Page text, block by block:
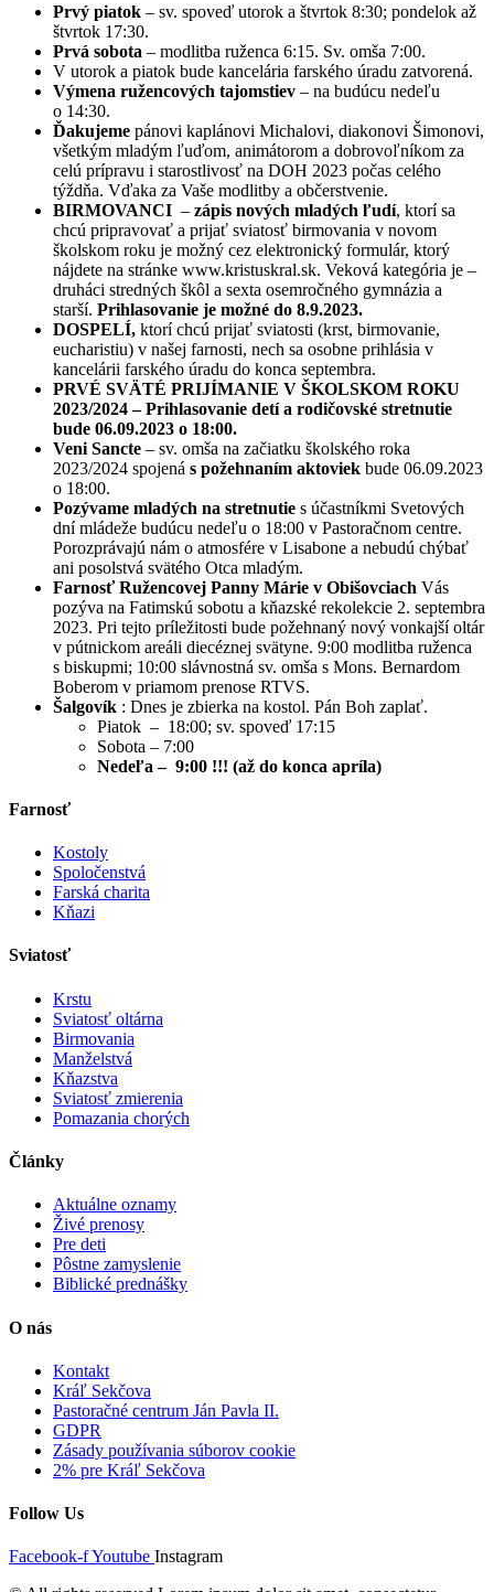
Prvý piatok – sv. spoveď utorok a štvrtok 8:30; pondelok až
štvrtok 17:30.
Prvá sobota – modlitba ruženca 6:15. Sv. omša 7:00.
V utorok a piatok bude kancelária farského úradu zatvorená.
Výmena ružencových tajomstiev – na budúcu nedeľu
o 14:30.
Ďakujeme pánovi kaplánovi Michalovi, diakonovi Šimonovi,
všetkým mladým ľuďom, animátorom a dobrovoľníkom za
celú prípravu i starostlivosť na DOH 2023 počas celého
týždňa. Vďaka za Vaše modlitby a občerstvenie.
BIRMOVANCI – zápis nových mladých ľudí, ktorí sa
chcú pripravovať a prijať sviatosť birmovania v novom
školskom roku je možný cez elektronický formulár, ktorý
nájdete na stránke www.kristuskral.sk. Veková kategória je –
druháci stredných škôl a sexta osemročného gymnázia a
starší. Prihlasovanie je možné do 8.9.2023.
DOSPELÍ, ktorí chcú prijať sviatosti (krst, birmovanie,
eucharistiu) v našej farnosti, nech sa osobne prihlásia v
kancelárii farského úradu do konca septembra.
PRVÉ SVÄTÉ PRIJÍMANIE V ŠKOLSKOM ROKU
2023/2024 – Prihlasovanie detí a rodičovské stretnutie
bude 06.09.2023 o 18:00.
Veni Sancte – sv. omša na začiatku školského roka
2023/2024 spojená s požehnaním aktoviek bude 06.09.2023
o 18:00.
Pozývame mladých na stretnutie s účastníkmi Svetových
dní mládeže budúcu nedeľu o 18:00 v Pastoračnom centre.
Porozprávajú nám o atmosfére v Lisabone a nebudú chýbať
ani posolstvá svätého Otca mladým.
Farnosť Ružencovej Panny Márie v Obišovciach Vás
pozýva na Fatimskú sobotu a kňazské rekolekcie 2. septembra
2023. Pri tejto príležitosti bude požehnaný nový vonkajší oltár
v pútnickom areáli diecéznej svätyne. 9:00 modlitba ruženca
s biskupmi; 10:00 slávnostná sv. omša s Mons. Bernardom
Boberom v priamom prenose RTVS.
Šalgovík : Dnes je zbierka na kostol. Pán Boh zaplať.
Piatok – 18:00; sv. spoveď 17:15
Sobota – 7:00
Nedeľa – 9:00 !!! (až do konca apríla)
Farnosť
Kostoly
Spoločenstvá
Farská charita
Kňazi
Sviatosť
Krstu
Sviatosť oltárna
Birmovania
Manželstvá
Kňazstva
Sviatosť zmierenia
Pomazania chorých
Články
Aktuálne oznamy
Živé prenosy
Pre deti
Pôstne zamyslenie
Biblické prednášky
O nás
Kontakt
Kráľ Sekčova
Pastoračné centrum Ján Pavla II.
GDPR
Zásady používania súborov cookie
2% pre Kráľ Sekčova
Follow Us
Facebook-fYoutube Instagram